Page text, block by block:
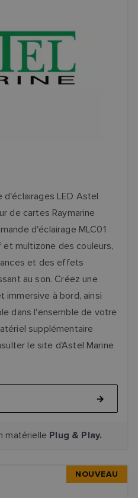
LED Astel
de cartes Raymarine
d'éclairage MLC01
multizone des couleurs,
et des effets
au son. Créez une
immersive à bord, ainsi
dans l'ensemble de votre
supplémentaire
le site d'Astel Marine
matérielle Plug & Play.
NOUVEAU